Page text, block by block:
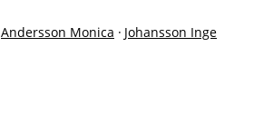
Andersson Monica · Johansson Inge